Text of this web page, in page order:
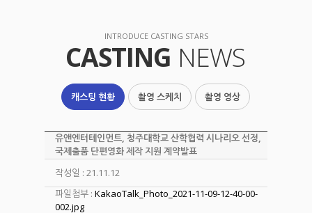
INTRODUCE CASTING STARS
CASTING NEWS
캐스팅 현황 촬영 스케치 촬영 영상
유앤엔터테인먼트, 청주대학교 산학협력 시나리오 선정,
국제출품 단편영화 제작 지원 계약발표
작성일 : 21.11.12
파일첨부 : KakaoTalk_Photo_2021-11-09-12-40-00-
002.jpg